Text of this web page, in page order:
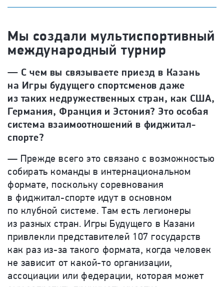
Мы создали мультиспортивный
международный турнир
— С чем вы связываете приезд в Казань
на Игры будущего спортсменов даже
из таких недружественных стран, как США,
Германия, Франция и Эстония? Это особая
система взаимоотношений в фиджитал-
спорте?
— Прежде всего это связано с возможностью
собирать команды в интернациональном
формате, поскольку соревнования
в фиджитал-спорте идут в основном
по клубной системе. Там есть легионеры
из разных стран. Игры Будущего в Казани
привлекли представителей 107 государств
как раз из-за такого формата, когда человек
не зависит от какой-то организации,
ассоциации или федерации, которая может